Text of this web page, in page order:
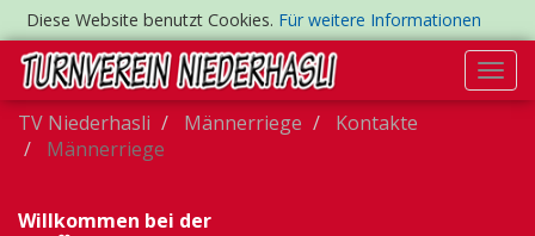
Diese Website benutzt Cookies. Für weitere Informationen
TV Niederhasli
Männerriege
Kontakte
Männerriege
Willkommen bei der